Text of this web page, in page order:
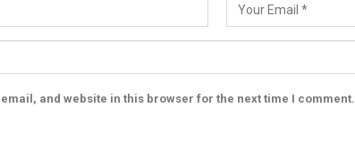
email, and website in this browser for the next time I comment.